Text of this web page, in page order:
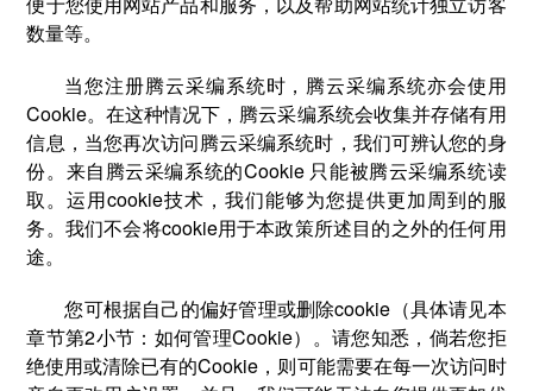
数量等。
当您注册腾云采编系统时，腾云采编系统亦会使用
Cookie。在这种情况下，腾云采编系统会收集并存储有用
信息，当您再次访问腾云采编系统时，我们可辨认您的身
份。来自腾云采编系统的Cookie 只能被腾云采编系统读
取。运用cookie技术，我们能够为您提供更加周到的服
务。我们不会将cookie用于本政策所述目的之外的任何用
途。
您可根据自己的偏好管理或删除cookie（具体请见本
章节第2小节：如何管理Cookie）。请您知悉，倘若您拒
绝使用或清除已有的Cookie，则可能需要在每一次访问时